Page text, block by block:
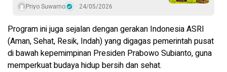
Priyo Suwarno 24/05/2026
Program ini juga sejalan dengan gerakan Indonesia ASRI
(Aman, Sehat, Resik, Indah) yang digagas pemerintah pusat
di bawah kepemimpinan Presiden Prabowo Subianto, guna
memperkuat budaya hidup bersih dan sehat.